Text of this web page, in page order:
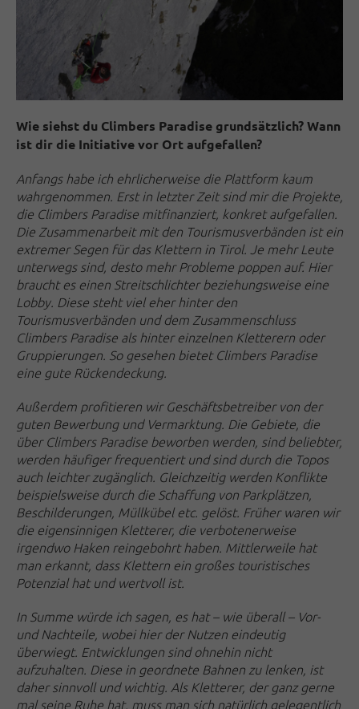
Wie siehst du Climbers Paradise grundsätzlich? Wann
ist dir die Initiative vor Ort aufgefallen?
Anfangs habe ich ehrlicherweise die Plattform kaum
wahrgenommen. Erst in letzter Zeit sind mir die Projekte,
die Climbers Paradise mitfinanziert, konkret aufgefallen.
Die Zusammenarbeit mit den Tourismusverbänden ist ein
extremer Segen für das Klettern in Tirol. Je mehr Leute
unterwegs sind, desto mehr Probleme poppen auf. Hier
braucht es einen Streitschlichter beziehungsweise eine
Lobby. Diese steht viel eher hinter den
Tourismusverbänden und dem Zusammenschluss
Climbers Paradise als hinter einzelnen Kletterern oder
Gruppierungen. So gesehen bietet Climbers Paradise
eine gute Rückendeckung.
Außerdem profitieren wir Geschäftsbetreiber von der
guten Bewerbung und Vermarktung. Die Gebiete, die
über Climbers Paradise beworben werden, sind beliebter,
werden häufiger frequentiert und sind durch die Topos
auch leichter zugänglich. Gleichzeitig werden Konflikte
beispielsweise durch die Schaffung von Parkplätzen,
Beschilderungen, Müllkübel etc. gelöst. Früher waren wir
die eigensinnigen Kletterer, die verbotenerweise
irgendwo Haken reingebohrt haben. Mittlerweile hat
man erkannt, dass Klettern ein großes touristisches
Potenzial hat und wertvoll ist.
In Summe würde ich sagen, es hat – wie überall – Vor-
und Nachteile, wobei hier der Nutzen eindeutig
überwiegt. Entwicklungen sind ohnehin nicht
aufzuhalten. Diese in geordnete Bahnen zu lenken, ist
daher sinnvoll und wichtig. Als Kletterer, der ganz gerne
mal seine Ruhe hat, muss man sich natürlich gelegentlich